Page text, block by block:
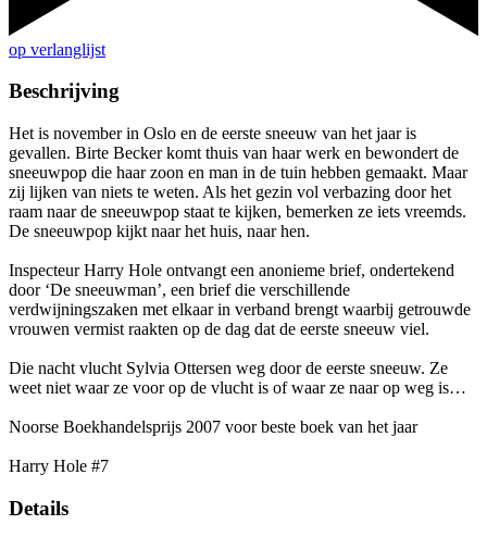
op verlanglijst
Beschrijving
Het is november in Oslo en de eerste sneeuw van het jaar is
gevallen. Birte Becker komt thuis van haar werk en bewondert de
sneeuwpop die haar zoon en man in de tuin hebben gemaakt. Maar
zij lijken van niets te weten. Als het gezin vol verbazing door het
raam naar de sneeuwpop staat te kijken, bemerken ze iets vreemds.
De sneeuwpop kijkt naar het huis, naar hen.
Inspecteur Harry Hole ontvangt een anonieme brief, ondertekend
door ‘De sneeuwman’, een brief die verschillende
verdwijningszaken met elkaar in verband brengt waarbij getrouwde
vrouwen vermist raakten op de dag dat de eerste sneeuw viel.
Die nacht vlucht Sylvia Ottersen weg door de eerste sneeuw. Ze
weet niet waar ze voor op de vlucht is of waar ze naar op weg is…
Noorse Boekhandelsprijs 2007 voor beste boek van het jaar
Harry Hole #7
Details